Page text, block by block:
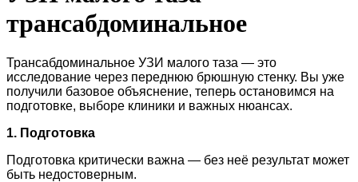
трансабдоминальное
Трансабдоминальное УЗИ малого таза — это
исследование через переднюю брюшную стенку. Вы уже
получили базовое объяснение, теперь остановимся на
подготовке, выборе клиники и важных нюансах.
1. Подготовка
Подготовка критически важна — без неё результат может
быть недостоверным.